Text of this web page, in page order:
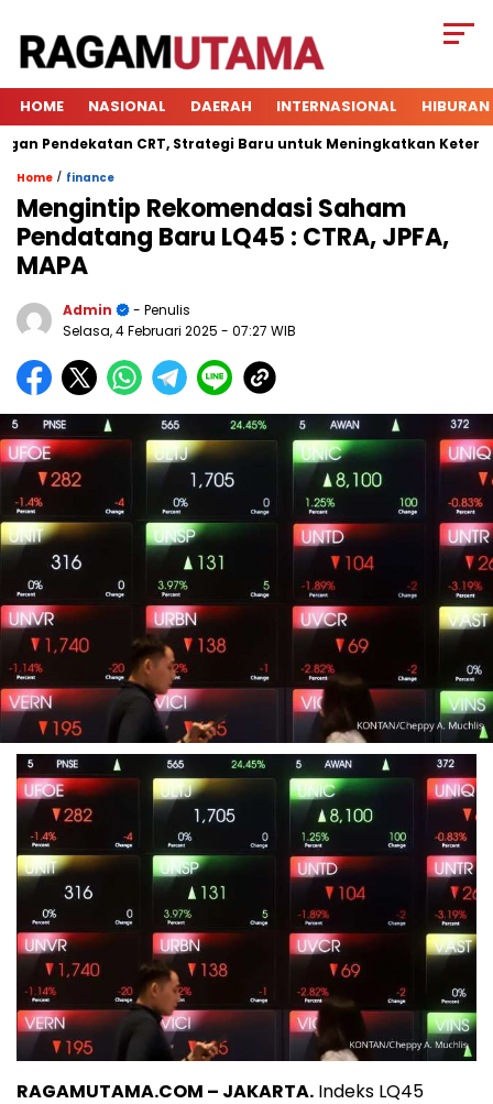
HOME NASIONAL DAERAH INTERNASIONAL HIBURAN
CRT, Strategi Baru untuk Meningkatkan
Home / finance
Mengintip Rekomendasi Saham
Pendatang Baru LQ45 : CTRA, JPFA,
MAPA
Admin
- Penulis
Selasa, 4 Februari 2025 - 07:27 WIB
RAGAMUTAMA.COM – JAKARTA. Indeks LQ45